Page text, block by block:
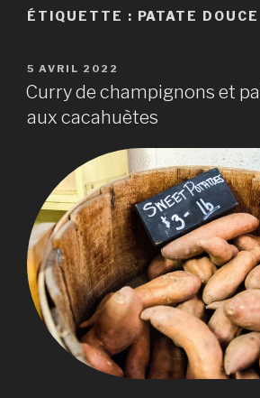
ÉTIQUETTE : PATATE DOUCE
PUBLIÉ
LE
5 AVRIL 2022
Curry de champignons et
aux cacahuètes